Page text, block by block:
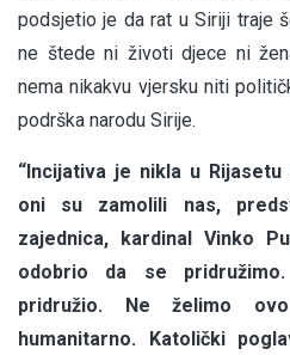
podsjetio je da rat u Siriji traje
ne štede ni životi djece ni
nema nikakvu vjersku niti
podrška narodu Sirije.
“Incijativa je nikla u
oni su zamolili nas,
zajednica, kardinal Vinko
odobrio da se
pridružio. Ne želimo
humanitarno. Katolički